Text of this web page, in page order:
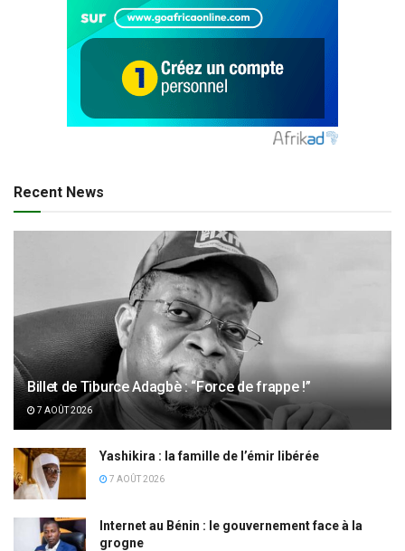
Recent News
Billet de Tiburce Adagbè : “Force de frappe !”
7 AOÛT 2026
Yashikira : la famille de l’émir libérée
7 AOÛT 2026
Internet au Bénin : le gouvernement face à la
grogne